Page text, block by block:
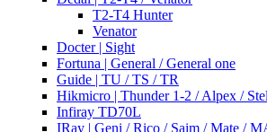
T2-T4 Hunter
Venator
Docter | Sight
Fortuna | General / General one
Guide | TU / TS / TR
Hikmicro | Thunder 1-2 / Alpex /
Infiray TD70L
IRay | Geni / Rico / Saim / Mate /